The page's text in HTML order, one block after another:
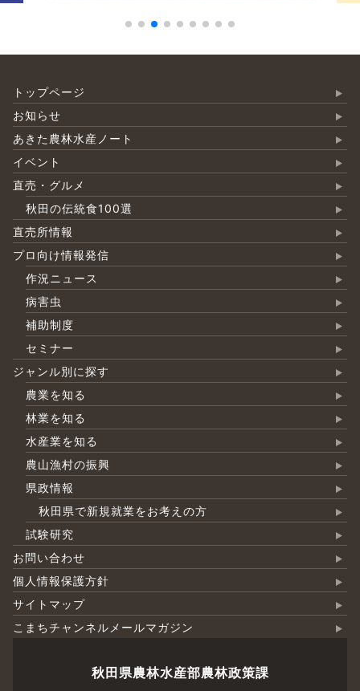
トップページ
お知らせ
あきた農林水産ノート
イベント
直売・グルメ
秋田の伝統食100選
直売所情報
プロ向け情報発信
作況ニュース
病害虫
補助制度
セミナー
ジャンル別に探す
農業を知る
林業を知る
水産業を知る
農山漁村の振興
県政情報
秋田県で新規就業をお考えの方
試験研究
お問い合わせ
個人情報保護方針
サイトマップ
こまちチャンネルメールマガジン
秋田県農林水産部農林政策課